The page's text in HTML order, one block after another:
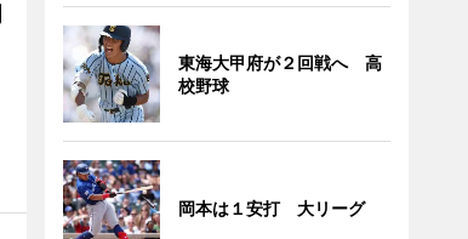
東海大甲府が２回戦へ 高
校野球
岡本は１安打 大リーグ